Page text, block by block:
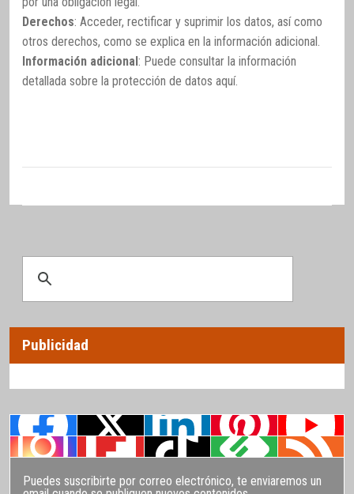
Derechos: Acceder, rectificar y suprimir los datos, así como
otros derechos, como se explica en la información adicional.
Información adicional: Puede consultar la información
detallada sobre la protección de datos aquí.
Publicidad
Puedes suscribirte por correo electrónico, te enviaremos un